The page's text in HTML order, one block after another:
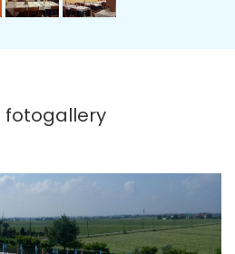
fotogallery